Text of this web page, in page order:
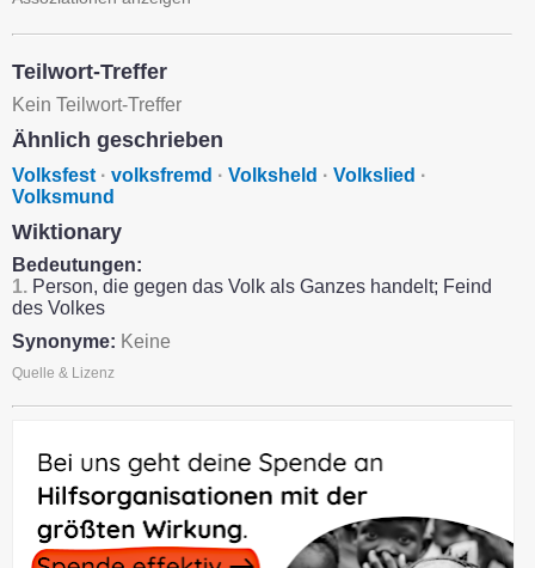
Teilwort-Treffer
Kein Teilwort-Treffer
Ähnlich geschrieben
Volksfest · volksfremd · Volksheld · Volkslied ·
Volksmund
Wiktionary
Bedeutungen:
1. Person, die gegen das Volk als Ganzes handelt; Feind
des Volkes
Synonyme: Keine
Quelle & Lizenz